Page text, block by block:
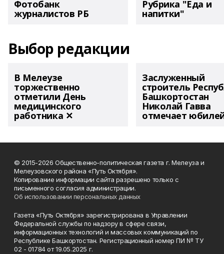
Фотобанк
журналистов РБ
Рубрика "Еда и
напитки"
Выбор редакции
В Мелеузе
торжественно
отметили День
медицинского
работника ✕
Заслуженный
строитель
Башкортостан
Николай Гавва
отмечает
© 2015-2026 Общественно-политическая газета г. Мелеуза и
Мелеузовского района «Путь Октября».
Копирование информации сайта разрешено только с
письменного согласия администрации.
Об использовании персональных данных
Газета «Путь Октября» зарегистрирована в Управлении
Федеральной службы по надзору в сфере связи,
информационных технологий и массовых коммуникаций по
Республике Башкортостан. Регистрационный номер ПИ № ТУ
02 - 01784 от 19.05.2025 г.